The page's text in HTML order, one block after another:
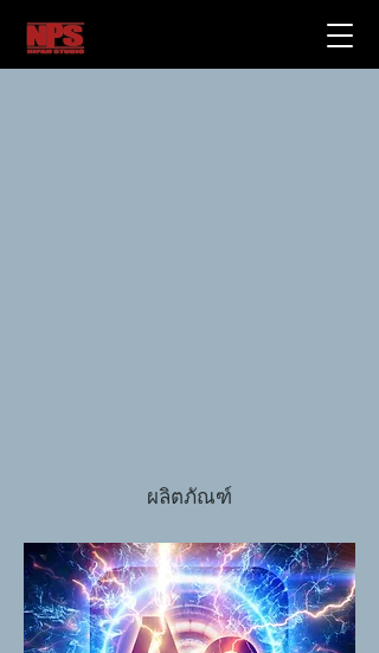
ผลิตภัณฑ์